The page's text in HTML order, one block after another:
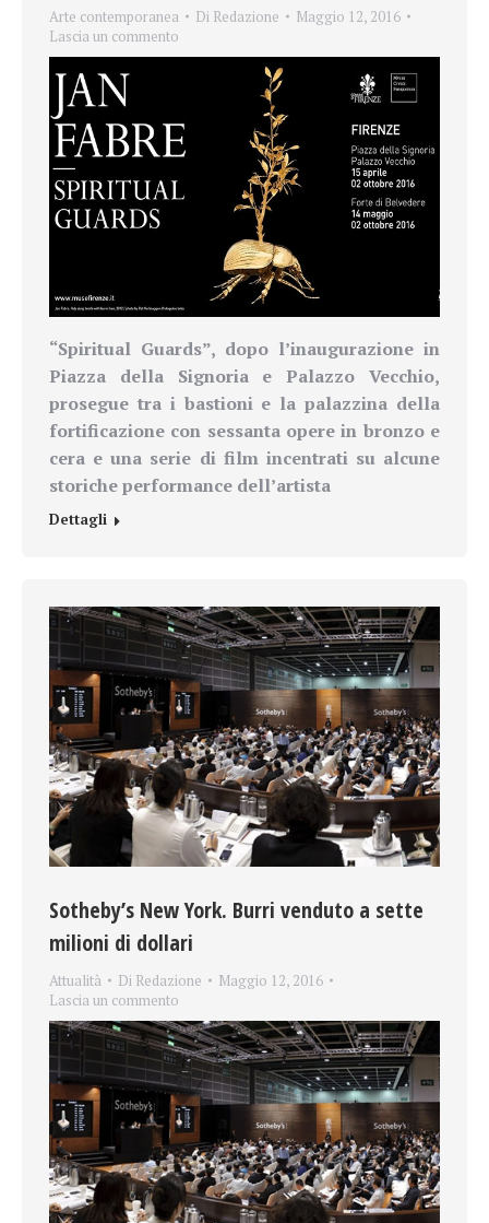
Arte contemporanea Di Redazione
Maggio 12, 2016
Lascia un commento
“Spiritual Guards”, dopo l’inaugurazione in
Piazza della Signoria e Palazzo Vecchio,
prosegue tra i bastioni e la palazzina della
fortificazione con sessanta opere in bronzo e
cera e una serie di film incentrati su alcune
storiche performance dell’artista
Dettagli
Sotheby’s New York. Burri venduto a sette
milioni di dollari
Attualità Di Redazione
Maggio 12, 2016
Lascia un commento